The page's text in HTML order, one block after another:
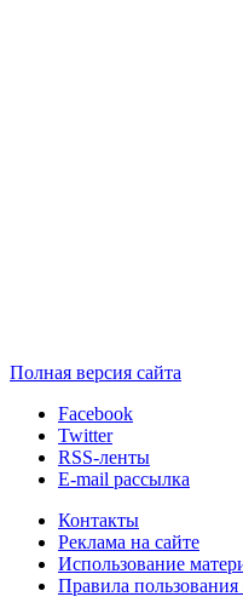
Полная версия сайта
Facebook
Twitter
RSS-ленты
E-mail рассылка
Контакты
Реклама на сайте
Использование
Правила пользования